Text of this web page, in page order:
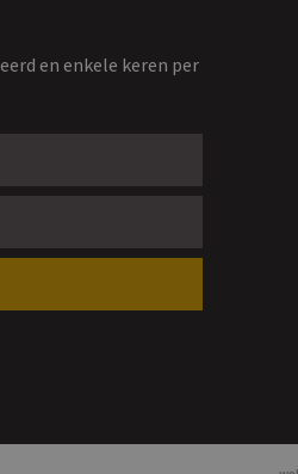
en enkele keren per